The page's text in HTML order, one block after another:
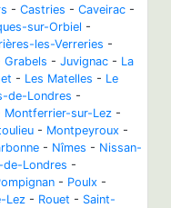
- Castries - Caveirac -
sur-Orbiel -
les-Verreries -
Grabels - Juvignac - La
- Les Matelles - Le
de-Londres -
Montferrier-sur-Lez -
- Montpeyroux -
- Nîmes - Nissan-
Londres -
- Poulx -
Lez - Rouet - Saint-